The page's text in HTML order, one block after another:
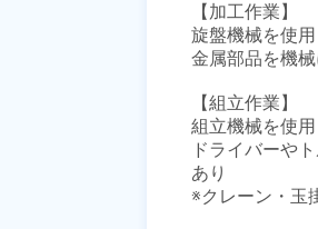
【加工作業】
旋盤機械を使
金属部品を機
【組立作業】
組立機械を使
ドライバーや
あり
※クレーン・玉